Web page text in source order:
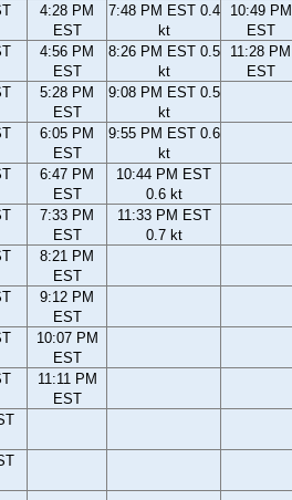
4:28 PM
EST
7:48 PM EST 0.4
kt
10:49 PM
EST
4:56 PM
EST
8:26 PM EST 0.5
kt
11:28 PM
EST
5:28 PM
EST
9:08 PM EST 0.5
kt
6:05 PM
EST
9:55 PM EST 0.6
kt
6:47 PM
EST
10:44 PM EST
0.6 kt
7:33 PM
EST
11:33 PM EST
0.7 kt
8:21 PM
EST
9:12 PM
EST
10:07 PM
EST
11:11 PM
EST